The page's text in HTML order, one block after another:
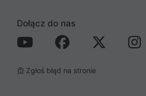
Dołącz do nas
Zgłoś błąd na stronie